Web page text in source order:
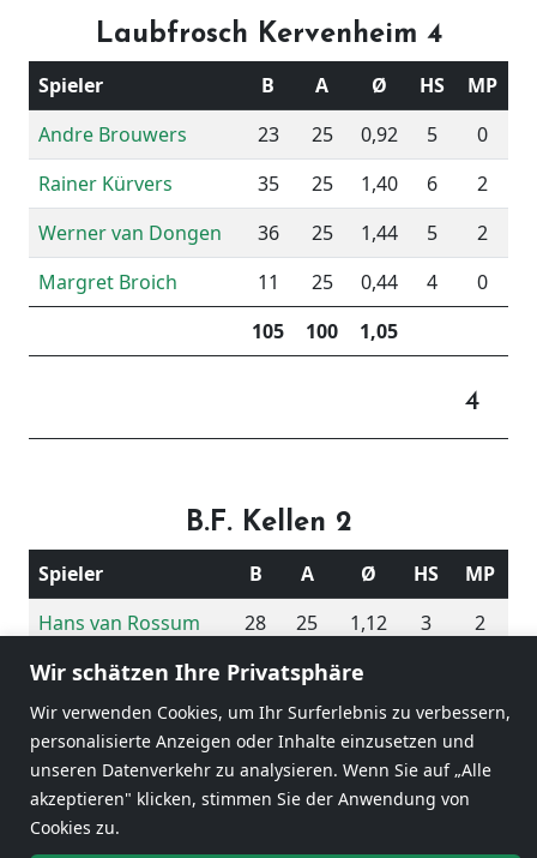
Wir schätzen Ihre Privatsphäre
Wir verwenden Cookies, um Ihr Surferlebnis zu verbessern,
personalisierte Anzeigen oder Inhalte einzusetzen und
unseren Datenverkehr zu analysieren. Wenn Sie auf „Alle
akzeptieren" klicken, stimmen Sie der Anwendung von
Cookies zu.
Laubfrosch Kervenheim 4
Spieler B A Ø HS
MP
Andre Brouwers
23 25 0,92 5
0
Rainer Kürvers
35 25 1,40 6
2
Werner van Dongen
36 25 1,44 5
2
Margret Broich
11 25 0,44 4
0
105
100 1,05
4
B.F. Kellen 2
Spieler B A Ø HS
MP
Hans van Rossum
28 25 1,12 3
2
Johann Tönisen
25 25 1,00
Werner Prächter
13 25 0,52 4
0
Jochem Janssen
31 25 1,24 5
2